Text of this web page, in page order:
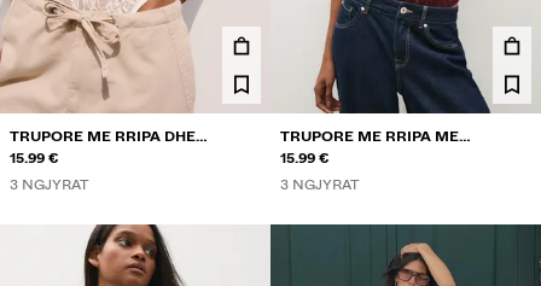
TRUPORE ME RRIPA DHE
DANTELLË
15.99 €
3 NGJYRAT
TRUPORE ME RRIPA ME
DANTELLË
15.99 €
3 NGJYRAT